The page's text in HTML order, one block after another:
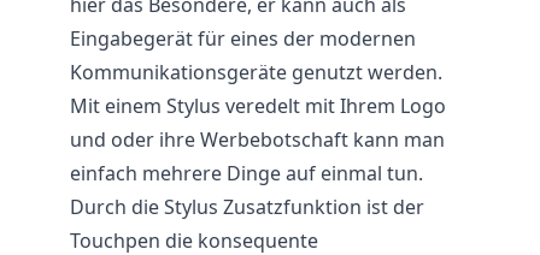
Eingabegerät für eines der modernen
Kommunikationsgeräte genutzt werden.
Mit einem Stylus veredelt mit Ihrem Logo
und oder ihre Werbebotschaft kann man
einfach mehrere Dinge auf einmal tun.
Durch die Stylus Zusatzfunktion ist der
Touchpen die konsequente